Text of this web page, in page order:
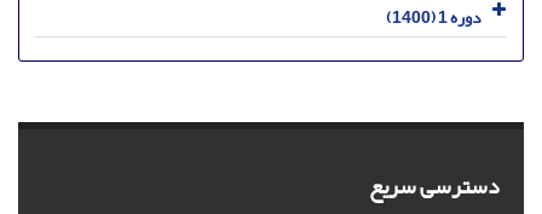
دوره 1 (1400)
دسترسی سریع